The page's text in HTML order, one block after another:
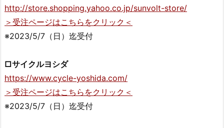
http://store.shopping.yahoo.co.jp/sunvolt-store/
＞受注ページはこちらをクリック＜
※2023/5/7（日）迄受付
□サイクルヨシダ
https://www.cycle-yoshida.com/
＞受注ページはこちらをクリック＜
※2023/5/7（日）迄受付